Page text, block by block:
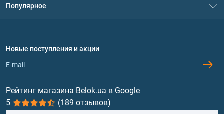
Политика конфиденциальности
Обмен и возврат
Популярное
Протеин
Гейнеры
Витамины и минералы
Рыбий жир, жирные кислоты
Новые поступления и акции
Рейтинг магазина Belok.ua в Google
5
(189 отзывов)